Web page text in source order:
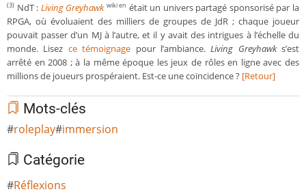
(3) NdT : Living Greyhawk wiki en était un univers partagé sponsorisé par la
RPGA, où évoluaient des milliers de groupes de JdR ; chaque joueur
pouvait passer d’un MJ à l’autre, et il y avait des intrigues à l’échelle du
monde. Lisez ce témoignage pour l’ambiance.Living Greyhawks’est
arrêté en 2008 ; à la même époque les jeux de rôles en ligne avec des
millions de joueurs prospéraient. Est-ce une coïncidence ? [Retour]
Mots-clés
roleplay immersion
Catégorie
Réflexions